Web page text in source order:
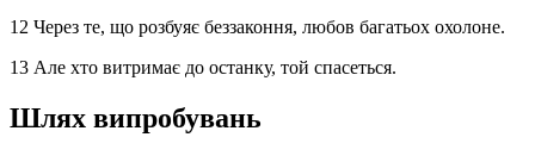
12 Через те, що розбуяє беззаконня, любов багатьох охолоне.
13 Але хто витримає до останку, той спасеться.
Шлях випробувань